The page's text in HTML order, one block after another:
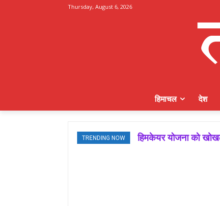
Thursday, August 6, 2026
हिमाचल देश
TRENDING NOW हिमकेयर योजना को